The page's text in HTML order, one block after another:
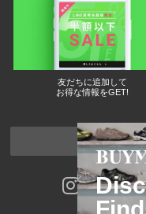
友だちに追加して
お得な情報をGET!